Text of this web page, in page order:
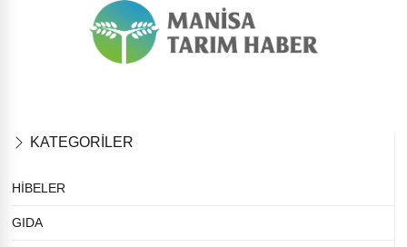
KATEGORİLER
HİBELER
GIDA